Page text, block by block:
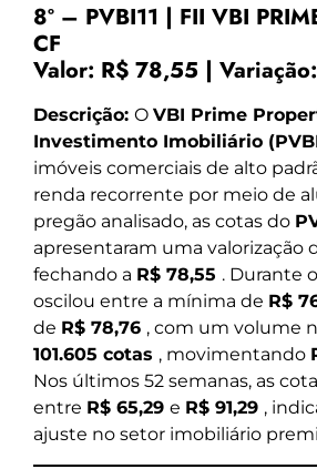
8º – PVBI11 | FII VBI
CF
Valor: R$ 78,55 | Variação:
Descrição: O VBI Prime
Investimento Imobiliário
imóveis comerciais de alto
renda recorrente por meio de
pregão analisado, as cotas do
apresentaram uma valorização
fechando a R$ 78,55 . Durante
oscilou entre a mínima de R$
de R$ 78,76 , com um volume
101.605 cotas , movimentando
Nos últimos 52 semanas, as
entre R$ 65,29 e R$ 91,29 ,
ajuste no setor imobiliário